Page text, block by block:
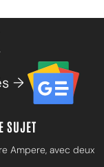
→
SUJET
Ampere, avec deux